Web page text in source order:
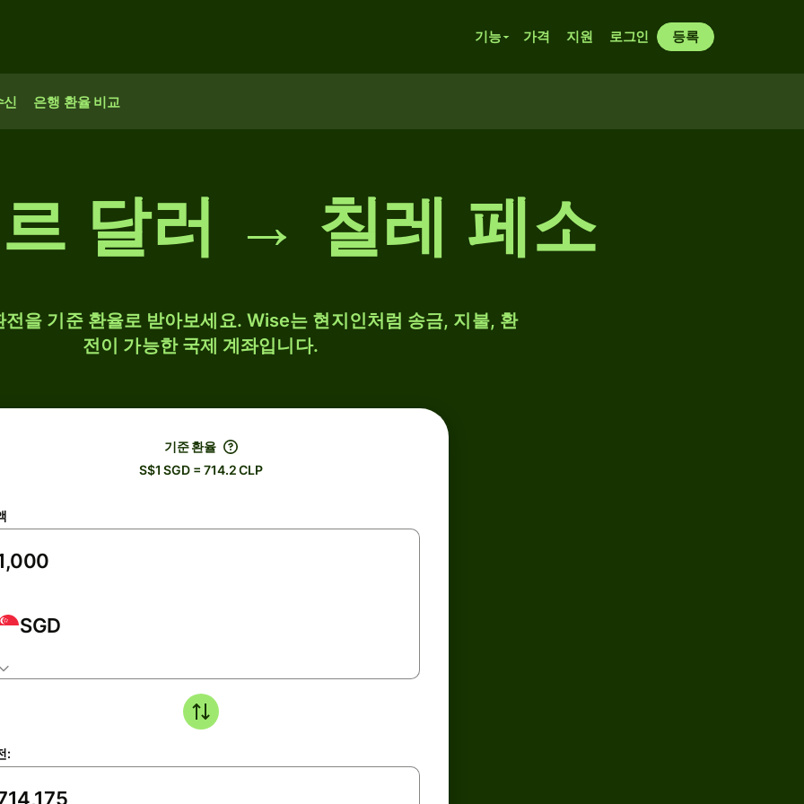
기능 가격 지원 로그인 등록
신 은행 환율 비교
달러 → 칠레 페소
을 기준 환율로 받아보세요. Wise는 현지인처럼 송금, 지불, 환
전이 가능한 국제 계좌입니다.
기준 환율
S$1 SGD = 714.2 CLP
SGD
: